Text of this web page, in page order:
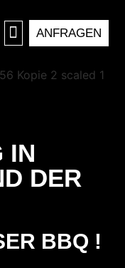
ANFRAGEN
IN
DER
BBQ !